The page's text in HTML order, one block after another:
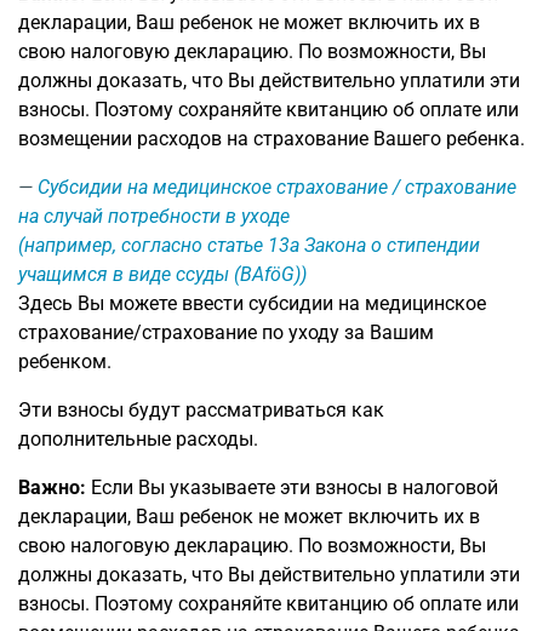
декларации, Ваш ребенок не может включить их в
свою налоговую декларацию. По возможности, Вы
должны доказать, что Вы действительно уплатили эти
взносы. Поэтому сохраняйте квитанцию об оплате или
возмещении расходов на страхование Вашего ребенка.
Субсидии на медицинское страхование / страхование
на случай потребности в уходе
(например, согласно статье 13a Закона о стипендии
учащимся в виде ссуды (BAföG))
Здесь Вы можете ввести субсидии на медицинское
страхование/страхование по уходу за Вашим
ребенком.
Эти взносы будут рассматриваться как
дополнительные расходы.
Важно: Если Вы указываете эти взносы в налоговой
декларации, Ваш ребенок не может включить их в
свою налоговую декларацию. По возможности, Вы
должны доказать, что Вы действительно уплатили эти
взносы. Поэтому сохраняйте квитанцию об оплате или